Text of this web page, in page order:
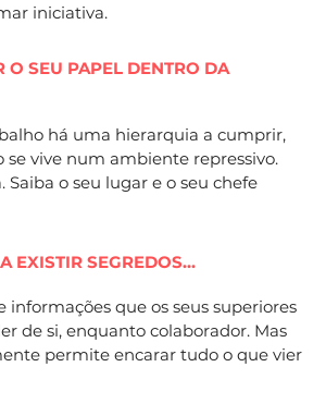
iniciativa.
O SEU PAPEL DENTRO DA
há uma hierarquia a cumprir,
vive num ambiente repressivo.
Saiba o seu lugar e o seu chefe
EXISTIR SEGREDOS…
informações que os seus superiores
de si, enquanto colaborador. Mas
permite encarar tudo o que vier